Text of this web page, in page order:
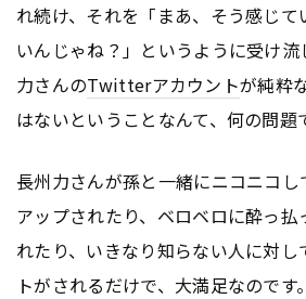
れ続け、それを「まあ、そう感じ
いんじゃね？」というように受け
力さんのTwitterアカウントが純粋
はないということなんて、何の問題
長州力さんが孫と一緒にニコニコ
アップされたり、ベロベロに酔っ払
れたり、いきなり知らない人に対し
トがされるだけで、大満足なのです